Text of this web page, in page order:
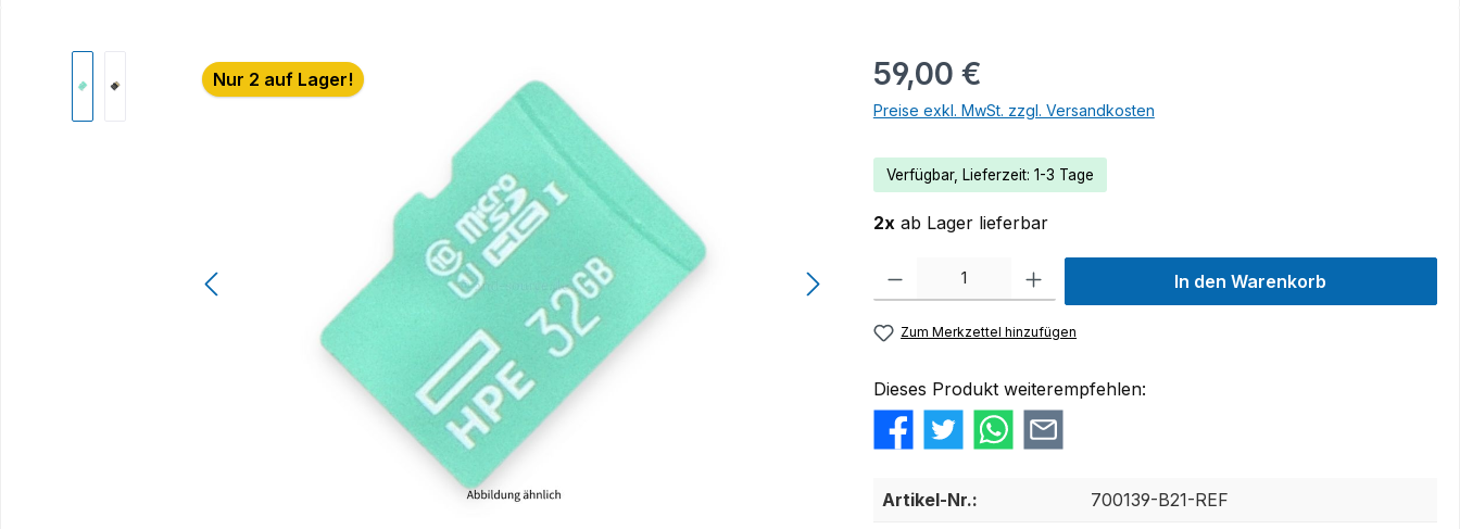
Bildergalerie überspringen
Nur 2 auf Lager! 59,00 €
Preise exkl. MwSt. zzgl. Versandkosten
Verfügbar, Lieferzeit: 1-3 Tage
2x ab Lager lieferbar
Produkt Anzahl: Gib den gewünschten Wert ein oder benutze die Schaltflächen um die
In den Warenkorb
Zum Merkzettel hinzufügen
Dieses Produkt weiterempfehlen:
Artikel-Nr.: 700139-B21-REF